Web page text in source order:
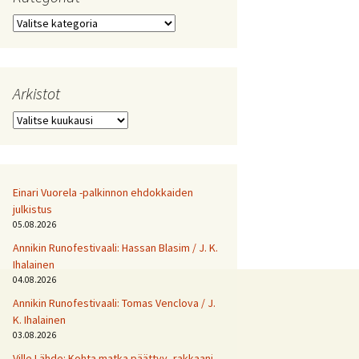
Kategoriat
Arkistot
Arkistot
Einari Vuorela -palkinnon ehdokkaiden
julkistus
05.08.2026
Annikin Runofestivaali: Has­san Bla­sim / J. K.
Ihalainen
04.08.2026
Annikin Runofestivaali: Tomas Venclova / J.
K. Ihalainen
03.08.2026